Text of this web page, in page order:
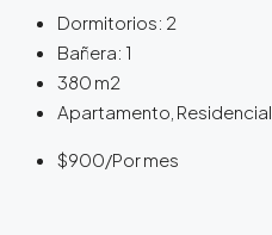
Dormitorios: 2
Bañera: 1
380 m2
Apartamento, Residencial
$900/Por mes